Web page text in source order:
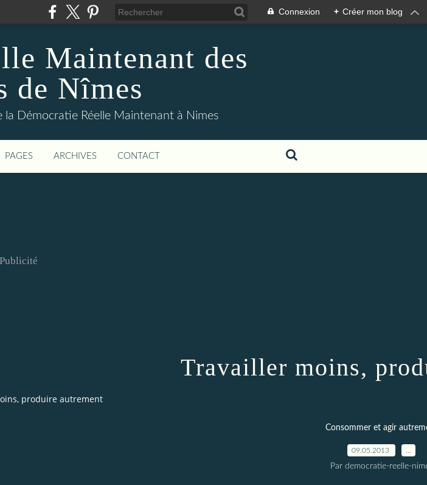
Connexion + Créer mon blog
Maintenant des
de Nîmes
la Démocratie Réelle Maintenant à Nimes
PAGES ARCHIVES CONTACT
Publicité
Travailler moins,
produire autrement
Consommer et agir
09.05.2013
Par democratie-reelle-